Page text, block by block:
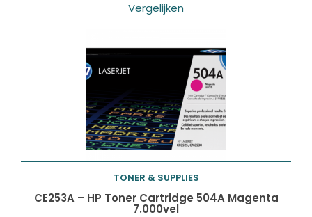
Vergelijken
Toevoegen aan
TONER & SUPPLIES
CE253A – HP Toner Cartridge 504A Magenta
7.000vel